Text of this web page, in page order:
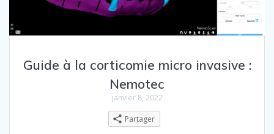
Guide à la corticomie micro invasive :
Nemotec
janvier 8, 2022
Partager